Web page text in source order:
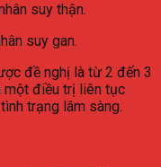
suy thận.
suy gan.
đề nghị là từ 2 đến 3
một điều trị liên tục
trạng lâm sàng.